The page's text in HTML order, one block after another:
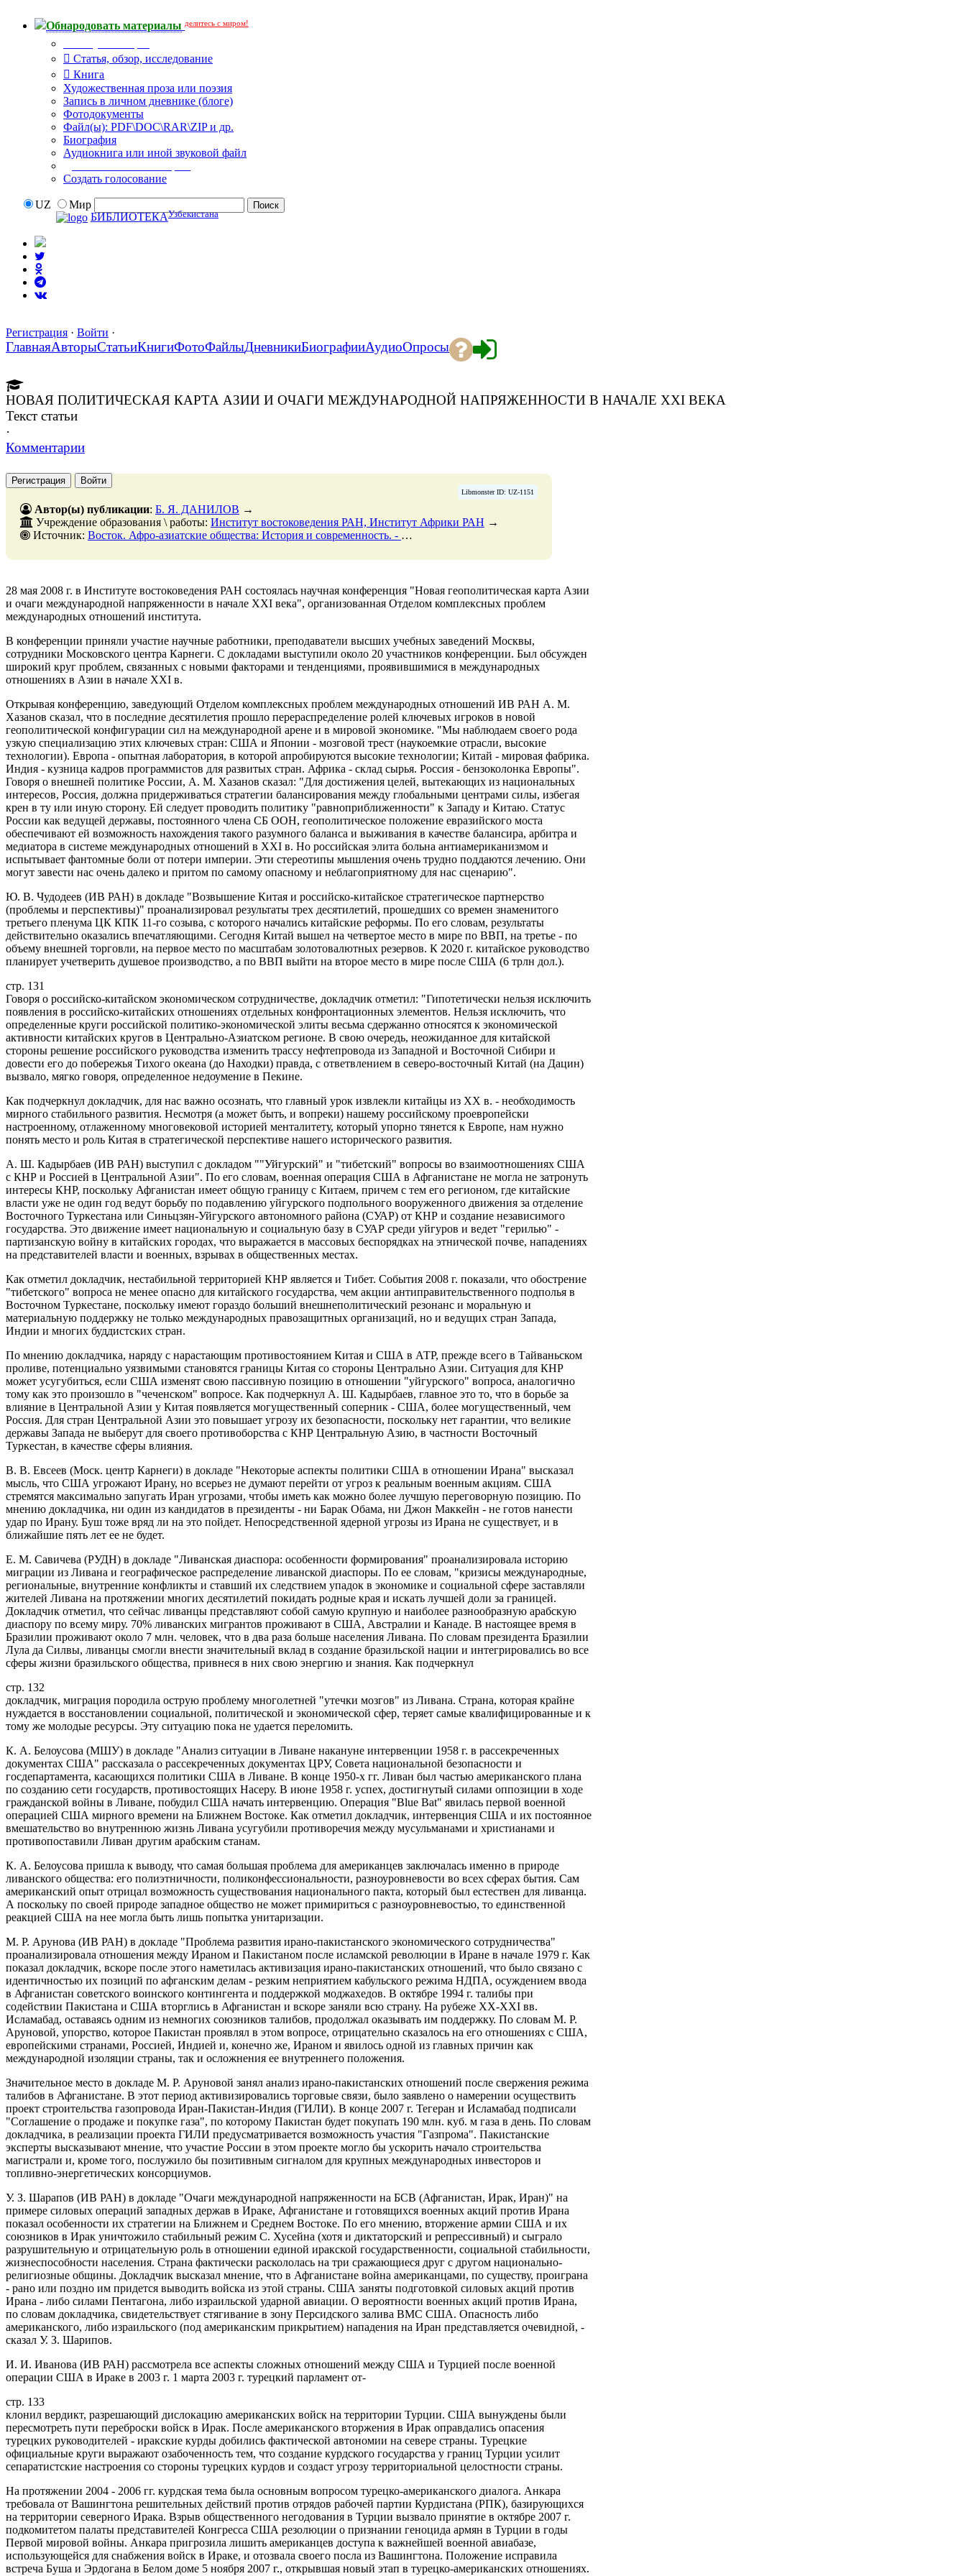
Обнародовать материалы делитесь с миром!
Статья, обзор, исследование
Книга
Художественная проза или поэзия
Запись в личном дневнике (блоге)
Фотодокументы
Файл(ы): PDF\DOC\RAR\ZIP и др.
Биография
Аудиокнига или иной звуковой файл
Создать голосование
UZ
Мир
БИБЛИОТЕКАУзбекистана
Регистрация · Войти ·
ГлавнаяАвторыСтатьиКнигиФотоФайлыДневникиБиографииАудиоОпросы
НОВАЯ ПОЛИТИЧЕСКАЯ КАРТА АЗИИ И ОЧАГИ МЕЖДУНАРОДНОЙ НАПРЯЖЕННОСТИ В НАЧАЛЕ XXI ВЕКА
Текст статьи
·
Комментарии
Регистрация Войти
Libmonster ID: UZ-1151
Автор(ы) публикации: Б. Я. ДАНИЛОВ →
Учреждение образования \ работы: Институт востоковедения РАН, Институт Африки РАН →
Источник: Восток. Афро-азиатские общества: История и современность. - № 6. - 31 декабря. - 2008. - С. 131-134.
28 мая 2008 г. в Институте востоковедения РАН состоялась научная конференция "Новая геополитическая карта Азии
и очаги международной напряженности в начале XXI века", организованная Отделом комплексных проблем
международных отношений института.
В конференции приняли участие научные работники, преподаватели высших учебных заведений Москвы,
сотрудники Московского центра Карнеги. С докладами выступили около 20 участников конференции. Был обсужден
широкий круг проблем, связанных с новыми факторами и тенденциями, проявившимися в международных
отношениях в Азии в начале XXI в.
Открывая конференцию, заведующий Отделом комплексных проблем международных отношений ИВ РАН А. М.
Хазанов сказал, что в последние десятилетия прошло перераспределение ролей ключевых игроков в новой
геополитической конфигурации сил на международной арене и в мировой экономике. "Мы наблюдаем своего рода
узкую специализацию этих ключевых стран: США и Японии - мозговой трест (наукоемкие отрасли, высокие
технологии). Европа - опытная лаборатория, в которой апробируются высокие технологии; Китай - мировая фабрика.
Индия - кузница кадров программистов для развитых стран. Африка - склад сырья. Россия - бензоколонка Европы".
Говоря о внешней политике России, А. М. Хазанов сказал: "Для достижения целей, вытекающих из национальных
интересов, Россия, должна придерживаться стратегии балансирования между глобальными центрами силы, избегая
крен в ту или иную сторону. Ей следует проводить политику "равноприближенности" к Западу и Китаю. Статус
России как ведущей державы, постоянного члена СБ ООН, геополитическое положение евразийского моста
обеспечивают ей возможность нахождения такого разумного баланса и выживания в качестве балансира, арбитра и
медиатора в системе международных отношений в XXI в. Но российская элита больна антиамериканизмом и
испытывает фантомные боли от потери империи. Эти стереотипы мышления очень трудно поддаются лечению. Они
могут завести нас очень далеко и притом по самому опасному и неблагоприятному для нас сценарию".
Ю. В. Чудодеев (ИВ РАН) в докладе "Возвышение Китая и российско-китайское стратегическое партнерство
(проблемы и перспективы)" проанализировал результаты трех десятилетий, прошедших со времен знаменитого
третьего пленума ЦК КПК 11-го созыва, с которого начались китайские реформы. По его словам, результаты
действительно оказались впечатляющими. Сегодня Китай вышел на четвертое место в мире по ВВП, на третье - по
объему внешней торговли, на первое место по масштабам золотовалютных резервов. К 2020 г. китайское руководство
планирует учетверить душевое производство, а по ВВП выйти на второе место в мире после США (6 трлн дол.).
стр. 131
Говоря о российско-китайском экономическом сотрудничестве, докладчик отметил: "Гипотетически нельзя исключить
появления в российско-китайских отношениях отдельных конфронтационных элементов. Нельзя исключить, что
определенные круги российской политико-экономической элиты весьма сдержанно относятся к экономической
активности китайских кругов в Центрально-Азиатском регионе. В свою очередь, неожиданное для китайской
стороны решение российского руководства изменить трассу нефтепровода из Западной и Восточной Сибири и
довести его до побережья Тихого океана (до Находки) правда, с ответвлением в северо-восточный Китай (на Дацин)
вызвало, мягко говоря, определенное недоумение в Пекине.
Как подчеркнул докладчик, для нас важно осознать, что главный урок извлекли китайцы из XX в. - необходимость
мирного стабильного развития. Несмотря (а может быть, и вопреки) нашему российскому проевропейски
настроенному, отлаженному многовековой историей менталитету, который упорно тянется к Европе, нам нужно
понять место и роль Китая в стратегической перспективе нашего исторического развития.
А. Ш. Кадырбаев (ИВ РАН) выступил с докладом ""Уйгурский" и "тибетский" вопросы во взаимоотношениях США
с КНР и Россией в Центральной Азии". По его словам, военная операция США в Афганистане не могла не затронуть
интересы КНР, поскольку Афганистан имеет общую границу с Китаем, причем с тем его регионом, где китайские
власти уже не один год ведут борьбу по подавлению уйгурского подпольного вооруженного движения за отделение
Восточного Туркестана или Синьцзян-Уйгурского автономного района (СУАР) от КНР и создание независимого
государства. Это движение имеет национальную и социальную базу в СУАР среди уйгуров и ведет "герилью" -
партизанскую войну в китайских городах, что выражается в массовых беспорядках на этнической почве, нападениях
на представителей власти и военных, взрывах в общественных местах.
Как отметил докладчик, нестабильной территорией КНР является и Тибет. События 2008 г. показали, что обострение
"тибетского" вопроса не менее опасно для китайского государства, чем акции антиправительственного подполья в
Восточном Туркестане, поскольку имеют гораздо больший внешнеполитический резонанс и моральную и
материальную поддержку не только международных правозащитных организаций, но и ведущих стран Запада,
Индии и многих буддистских стран.
По мнению докладчика, наряду с нарастающим противостоянием Китая и США в АТР, прежде всего в Тайваньском
проливе, потенциально уязвимыми становятся границы Китая со стороны Центрально Азии. Ситуация для КНР
может усугубиться, если США изменят свою пассивную позицию в отношении "уйгурского" вопроса, аналогично
тому как это произошло в "чеченском" вопросе. Как подчеркнул А. Ш. Кадырбаев, главное это то, что в борьбе за
влияние в Центральной Азии у Китая появляется могущественный соперник - США, более могущественный, чем
Россия. Для стран Центральной Азии это повышает угрозу их безопасности, поскольку нет гарантии, что великие
державы Запада не выберут для своего противоборства с КНР Центральную Азию, в частности Восточный
Туркестан, в качестве сферы влияния.
В. В. Евсеев (Моск. центр Карнеги) в докладе "Некоторые аспекты политики США в отношении Ирана" высказал
мысль, что США угрожают Ирану, но всерьез не думают перейти от угроз к реальным военным акциям. США
стремятся максимально запугать Иран угрозами, чтобы иметь как можно более лучшую переговорную позицию. По
мнению докладчика, ни один из кандидатов в президенты - ни Барак Обама, ни Джон Маккейн - не готов нанести
удар по Ирану. Буш тоже вряд ли на это пойдет. Непосредственной ядерной угрозы из Ирана не существует, и в
ближайшие пять лет ее не будет.
Е. М. Савичева (РУДН) в докладе "Ливанская диаспора: особенности формирования" проанализировала историю
миграции из Ливана и географическое распределение ливанской диаспоры. По ее словам, "кризисы международные,
региональные, внутренние конфликты и ставший их следствием упадок в экономике и социальной сфере заставляли
жителей Ливана на протяжении многих десятилетий покидать родные края и искать лучшей доли за границей.
Докладчик отметил, что сейчас ливанцы представляют собой самую крупную и наиболее разнообразную арабскую
диаспору по всему миру. 70% ливанских мигрантов проживают в США, Австралии и Канаде. В настоящее время в
Бразилии проживают около 7 млн. человек, что в два раза больше населения Ливана. По словам президента Бразилии
Лула да Силвы, ливанцы смогли внести значительный вклад в создание бразильской нации и интегрировались во все
сферы жизни бразильского общества, привнеся в них свою энергию и знания. Как подчеркнул
стр. 132
докладчик, миграция породила острую проблему многолетней "утечки мозгов" из Ливана. Страна, которая крайне
нуждается в восстановлении социальной, политической и экономической сфер, теряет самые квалифицированные и к
тому же молодые ресурсы. Эту ситуацию пока не удается переломить.
К. А. Белоусова (МШУ) в докладе "Анализ ситуации в Ливане накануне интервенции 1958 г. в рассекреченных
документах США" рассказала о рассекреченных документах ЦРУ, Совета национальной безопасности и
госдепартамента, касающихся политики США в Ливане. В конце 1950-х гг. Ливан был частью американского плана
по созданию сети государств, противостоящих Насеру. В июне 1958 г. успех, достигнутый силами оппозиции в ходе
гражданской войны в Ливане, побудил США начать интервенцию. Операция "Blue Bat" явилась первой военной
операцией США мирного времени на Ближнем Востоке. Как отметил докладчик, интервенция США и их постоянное
вмешательство во внутреннюю жизнь Ливана усугубили противоречия между мусульманами и христианами и
противопоставили Ливан другим арабским станам.
К. А. Белоусова пришла к выводу, что самая большая проблема для американцев заключалась именно в природе
ливанского общества: его полиэтничности, поликонфессиональности, разноуровневости во всех сферах бытия. Сам
американский опыт отрицал возможность существования национального пакта, который был естествен для ливанца.
А поскольку по своей природе западное общество не может примириться с разноуровневостью, то единственной
реакцией США на нее могла быть лишь попытка унитаризации.
М. Р. Арунова (ИВ РАН) в докладе "Проблема развития ирано-пакистанского экономического сотрудничества"
проанализировала отношения между Ираном и Пакистаном после исламской революции в Иране в начале 1979 г. Как
показал докладчик, вскоре после этого наметилась активизация ирано-пакистанских отношений, что было связано с
идентичностью их позиций по афганским делам - резким неприятием кабульского режима НДПА, осуждением ввода
в Афганистан советского воинского контингента и поддержкой моджахедов. В октябре 1994 г. талибы при
содействии Пакистана и США вторглись в Афганистан и вскоре заняли всю страну. На рубеже XX-XXI вв.
Исламабад, оставаясь одним из немногих союзников талибов, продолжал оказывать им поддержку. По словам М. Р.
Аруновой, упорство, которое Пакистан проявлял в этом вопросе, отрицательно сказалось на его отношениях с США,
европейскими странами, Россией, Индией и, конечно же, Ираном и явилось одной из главных причин как
международной изоляции страны, так и осложнения ее внутреннего положения.
Значительное место в докладе М. Р. Аруновой занял анализ ирано-пакистанских отношений после свержения режима
талибов в Афганистане. В этот период активизировались торговые связи, было заявлено о намерении осуществить
проект строительства газопровода Иран-Пакистан-Индия (ГИЛИ). В конце 2007 г. Тегеран и Исламабад подписали
"Соглашение о продаже и покупке газа", по которому Пакистан будет покупать 190 млн. куб. м газа в день. По словам
докладчика, в реализации проекта ГИЛИ предусматривается возможность участия "Газпрома". Пакистанские
эксперты высказывают мнение, что участие России в этом проекте могло бы ускорить начало строительства
магистрали и, кроме того, послужило бы позитивным сигналом для крупных международных инвесторов и
топливно-энергетических консорциумов.
У. З. Шарапов (ИВ РАН) в докладе "Очаги международной напряженности на БСВ (Афганистан, Ирак, Иран)" на
примере силовых операций западных держав в Ираке, Афганистане и готовящихся военных акций против Ирана
показал особенности их стратегии на Ближнем и Среднем Востоке. По его мнению, вторжение армии США и их
союзников в Ирак уничтожило стабильный режим С. Хусейна (хотя и диктаторский и репрессивный) и сыграло
разрушительную и отрицательную роль в отношении единой иракской государственности, социальной стабильности,
жизнеспособности населения. Страна фактически раскололась на три сражающиеся друг с другом национально-
религиозные общины. Докладчик высказал мнение, что в Афганистане война американцами, по существу, проиграна
- рано или поздно им придется выводить войска из этой страны. США заняты подготовкой силовых акций против
Ирана - либо силами Пентагона, либо израильской ударной авиации. О вероятности военных акций против Ирана,
по словам докладчика, свидетельствует стягивание в зону Персидского залива ВМС США. Опасность либо
американского, либо израильского (под американским прикрытием) нападения на Иран представляется очевидной, -
сказал У. З. Шарипов.
И. И. Иванова (ИВ РАН) рассмотрела все аспекты сложных отношений между США и Турцией после военной
операции США в Ираке в 2003 г. 1 марта 2003 г. турецкий парламент от-
стр. 133
клонил вердикт, разрешающий дислокацию американских войск на территории Турции. США вынуждены были
пересмотреть пути переброски войск в Ирак. После американского вторжения в Ирак оправдались опасения
турецких руководителей - иракские курды добились фактической автономии на севере страны. Турецкие
официальные круги выражают озабоченность тем, что создание курдского государства у границ Турции усилит
сепаратистские настроения со стороны турецких курдов и создаст угрозу территориальной целостности страны.
На протяжении 2004 - 2006 гг. курдская тема была основным вопросом турецко-американского диалога. Анкара
требовала от Вашингтона решительных действий против отрядов рабочей партии Курдистана (РПК), базирующихся
на территории северного Ирака. Взрыв общественного негодования в Турции вызвало принятие в октябре 2007 г.
подкомитетом палаты представителей Конгресса США резолюции о признании геноцида армян в Турции в годы
Первой мировой войны. Анкара пригрозила лишить американцев доступа к важнейшей военной авиабазе,
использующейся для снабжения войск в Ираке, и отозвала своего посла из Вашингтона. Положение исправила
встреча Буша и Эрдогана в Белом доме 5 ноября 2007 г., открывшая новый этап в турецко-американских отношениях.